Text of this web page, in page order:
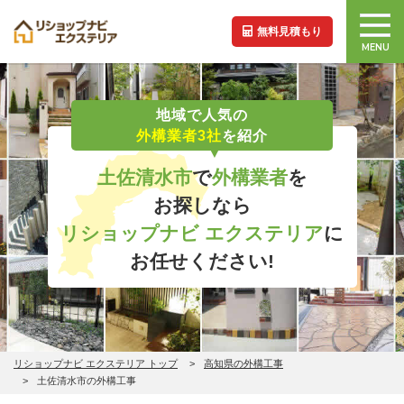
無料見積もり
MENU
地域で人気の
外構業者3社を紹介
土佐清水市で外構業者を
お探しなら
リショップナビ エクステリアに
お任せください!
リショップナビ エクステリア トップ
高知県の外構工事
土佐清水市の外構工事